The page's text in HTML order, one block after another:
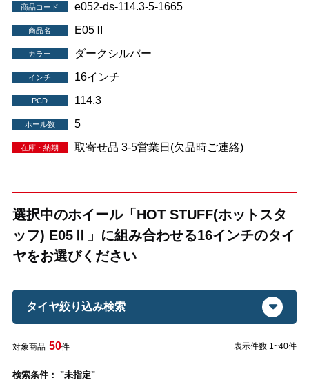
商品コード e052-ds-114.3-5-1665
商品名 E05Ⅱ
カラー ダークシルバー
インチ 16インチ
PCD 114.3
ホール数 5
在庫・納期 取寄せ品 3-5営業日(欠品時ご連絡)
選択中のホイール「HOT STUFF(ホットスタ
ッフ) E05Ⅱ」に組み合わせる16インチのタイ
ヤをお選びください
タイヤ絞り込み検索
対象商品 50件 表示件数 1~40件
検索条件： "未指定"